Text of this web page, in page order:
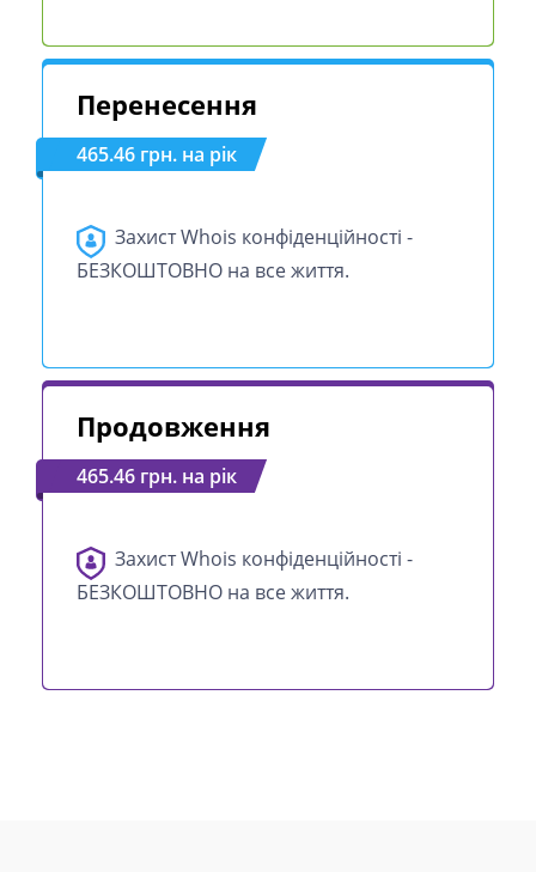
Перенесення
465.46 грн. на рік
Захист Whois конфіденційності -
БЕЗКОШТОВНО на все життя.
Продовження
465.46 грн. на рік
Захист Whois конфіденційності -
БЕЗКОШТОВНО на все життя.